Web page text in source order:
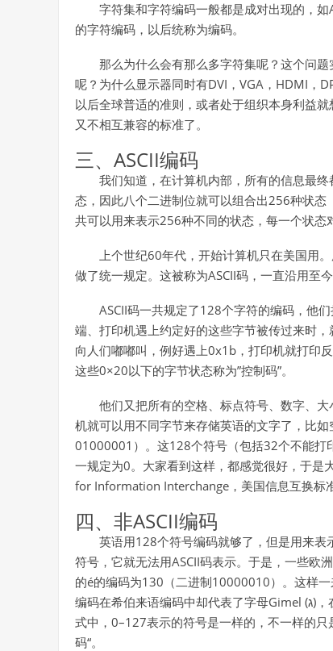
字符集和字符编码一般都是成对出现的，
的字符编码，以后统称为编码。
那么为什么会有那么多字符集呢？这个问
呢？为什么显示器同时有DVI，VGA，HDMI，
以后全球普适的准则，或者处于组织本身利益
又不相互兼容的标准了。
三、ASCII编码
我们知道，在计算机内部，所有的信息最
态，因此八个二进制位就可以组合出256种状
共可以用来表示256种不同的状态，每一个状
上个世纪60年代，开始计算机只在美国用
做了统一规定。这被称为ASCII码，一直沿用至今
ASCII码一共规定了128个字符的编码，他
端、打印机遇上约定好的这些字节被传过来时
向人们嘟嘟叫，例好遇上0x1b，打印机就打印
这些0×20以下的字节状态称为”控制码”。
他们又把所有的空格、标点符号、数字、
机就可以用不同字节来存储英语的文字了，比
01000001）。这128个符号（包括32个不能打
一规定为0。大家看到这样，都感觉很好，于是
for Information Interchange，美国信息互换标
四、非ASCII编码
英语用128个符号编码就够了，但是用来
符号，它就无法用ASCII码表示。于是，一些欧
的é的编码为130（二进制10000010）。这样
编码在希伯来语编码中却代表了字母Gimel (ג)，在俄语编码中又会代表另一个符号。但是不管怎样，所有这些编码方
式中，0–127表示的符号是一样的，不一样的
码“。